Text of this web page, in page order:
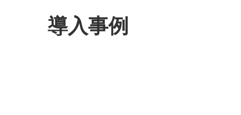
導入事例